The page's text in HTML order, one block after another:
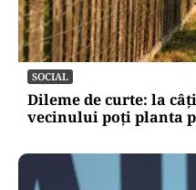
SOCIAL
Dileme de curte: la
vecinului poți planta